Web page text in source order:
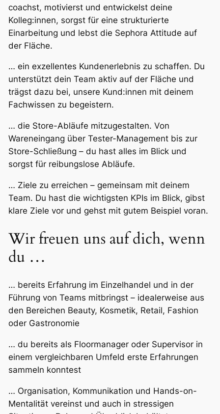
coachst, motivierst und entwickelst deine
Kolleg:innen, sorgst für eine strukturierte
Einarbeitung und lebst die Sephora Attitude auf
der Fläche.
… ein exzellentes Kundenerlebnis zu schaffen. Du
unterstützt dein Team aktiv auf der Fläche und
trägst dazu bei, unsere Kund:innen mit deinem
Fachwissen zu begeistern.
… die Store-Abläufe mitzugestalten. Von
Wareneingang über Tester-Management bis zur
Store-Schließung – du hast alles im Blick und
sorgst für reibungslose Abläufe.
… Ziele zu erreichen – gemeinsam mit deinem
Team. Du hast die wichtigsten KPIs im Blick, gibst
klare Ziele vor und gehst mit gutem Beispiel voran.
Wir freuen uns auf dich, wenn
du …
… bereits Erfahrung im Einzelhandel und in der
Führung von Teams mitbringst – idealerweise aus
den Bereichen Beauty, Kosmetik, Retail, Fashion
oder Gastronomie
… du bereits als Floormanager oder Supervisor in
einem vergleichbaren Umfeld erste Erfahrungen
sammeln konntest
… Organisation, Kommunikation und Hands-on-
Mentalität vereinst und auch in stressigen